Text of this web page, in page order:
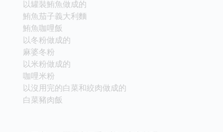
以罐裝鮪魚做成的
鮪魚茄子義大利麵
鮪魚咖哩飯
以冬粉做成的
麻婆冬粉
以米粉做成的
咖哩米粉
以沒用完的白菜和絞肉做成的
白菜豬肉飯